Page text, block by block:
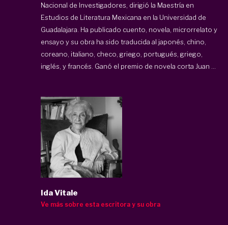
Nacional de Investigadores, dirigió la Maestría en
Estudios de Literatura Mexicana en la Universidad de
Guadalajara. Ha publicado cuento, novela, microrrelato y
ensayo y su obra ha sido traducida al japonés, chino,
coreano, italiano, checo, griego, portugués, griego,
inglés, y francés. Ganó el premio de novela corta Juan ...
Ida Vitale
Ve más sobre esta escritora y su obra